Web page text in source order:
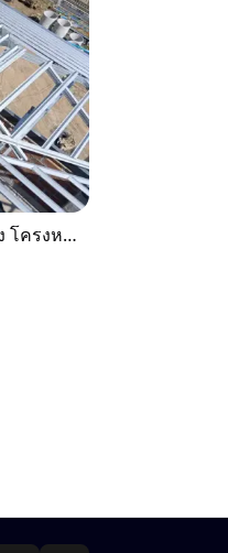
จำหน่าย – ติดตั้ง กระเบื้อง โครงหลังคา ถอดแบบแจ้งราคาฟรี